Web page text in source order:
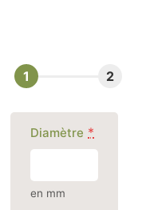
Diamètre *
en mm